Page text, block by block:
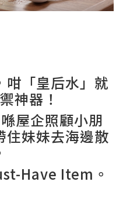
咁「皇后水」就
神器！
屋企照顧小朋
住妹妹去海邊散
Have Item。